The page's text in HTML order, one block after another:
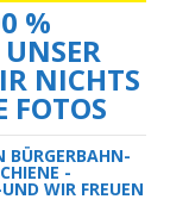
%
NICHTS
FOTOS
BÜRGERBAHN-
-
WIR FREUEN